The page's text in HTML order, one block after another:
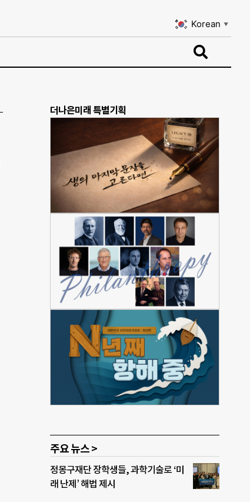
Korean ▼
더나은미래 특별기획
주요 뉴스 >
정몽구재단 장학생들, 과학기술로 ‘미
래 난제’ 해법 제시